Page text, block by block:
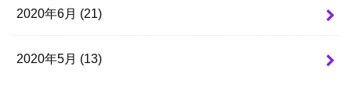
2020年6月 (21)
2020年5月 (13)